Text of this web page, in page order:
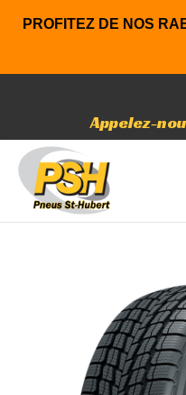
PROFITEZ DE NOS
Appelez-